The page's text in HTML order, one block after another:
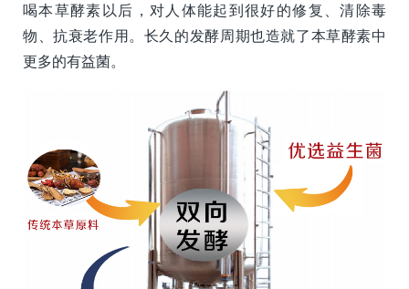
喝本草酵素以后，对人体能起到很好的修复、清除毒
物、抗衰老作用。长久的发酵周期也造就了本草酵素中
更多的有益菌。